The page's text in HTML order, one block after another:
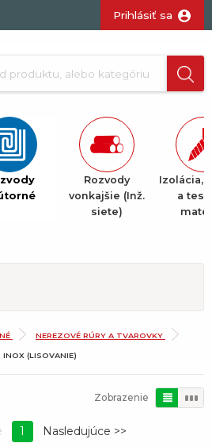
Prihlásiť sa
Rozvody
vonkajšie (Inž.
siete)
Izolácia,
a
NEREZOVÉ RÚRY A TVAROVKY
INOX (LISOVANIE)
Zobrazenie
1